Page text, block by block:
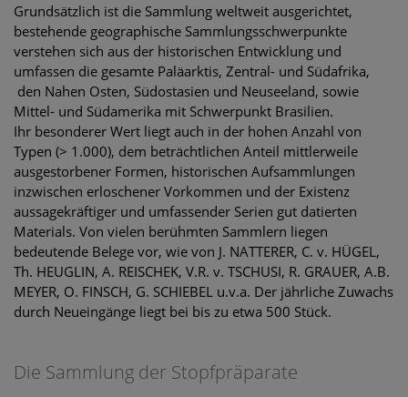
Grundsätzlich ist die Sammlung weltweit ausgerichtet,
bestehende geographische Sammlungsschwerpunkte
verstehen sich aus der historischen Entwicklung und
umfassen die gesamte Paläarktis, Zentral- und Südafrika,
den Nahen Osten, Südostasien und Neuseeland, sowie
Mittel- und Südamerika mit Schwerpunkt Brasilien.
Ihr besonderer Wert liegt auch in der hohen Anzahl von
Typen (> 1.000), dem beträchtlichen Anteil mittlerweile
ausgestorbener Formen, historischen Aufsammlungen
inzwischen erloschener Vorkommen und der Existenz
aussagekräftiger und umfassender Serien gut datierten
Materials. Von vielen berühmten Sammlern liegen
bedeutende Belege vor, wie von J. NATTERER, C. v. HÜGEL,
Th. HEUGLIN, A. REISCHEK, V.R. v. TSCHUSI, R. GRAUER, A.B.
MEYER, O. FINSCH, G. SCHIEBEL u.v.a. Der jährliche Zuwachs
durch Neueingänge liegt bei bis zu etwa 500 Stück.
Die Sammlung der Stopfpräparate